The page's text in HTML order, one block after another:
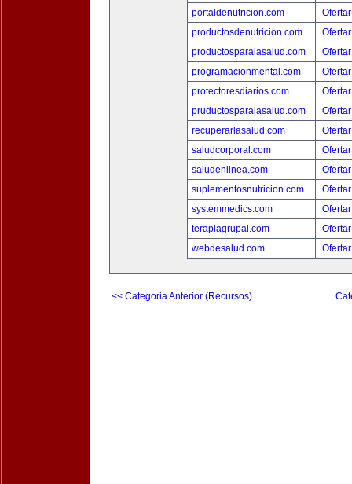
portaldenutricion.com
productosdenutricion.com
productosparalasalud.com
programacionmental.com
protectoresdiarios.com
pruductosparalasalud.com
recuperarlasalud.com
saludcorporal.com
saludenlinea.com
suplementosnutricion.com
systemmedics.com
terapiagrupal.com
webdesalud.com
<< Categoria Anterior (Recursos)